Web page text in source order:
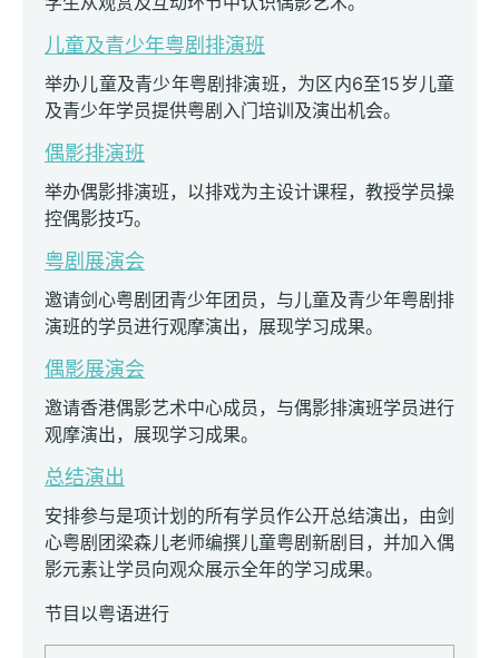
儿童及青少年粤剧排演班
举办儿童及青少年粤剧排演班，为区内6至15岁儿童
及青少年学员提供粤剧入门培训及演出机会。
偶影排演班
举办偶影排演班，以排戏为主设计课程，教授学员操
控偶影技巧。
粤剧展演会
邀请剑心粤剧团青少年团员，与儿童及青少年粤剧排
演班的学员进行观摩演出，展现学习成果。
偶影展演会
邀请香港偶影艺术中心成员，与偶影排演班学员进行
观摩演出，展现学习成果。
总结演出
安排参与是项计划的所有学员作公开总结演出，由剑
心粤剧团梁森儿老师编撰儿童粤剧新剧目，并加入偶
影元素让学员向观众展示全年的学习成果。
节目以粤语进行